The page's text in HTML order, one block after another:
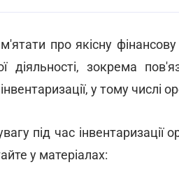
про якісну фінансову
діяльності, зокрема
у тому числі
під час інвентаризації
у матеріалах: